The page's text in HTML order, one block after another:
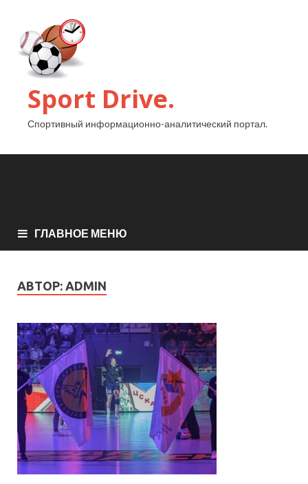
Sport Drive.
Спортивный информационно-аналитический портал.
ГЛАВНОЕ МЕНЮ
АВТОР: ADMIN